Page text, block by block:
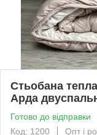
Стьобана
Арда
Готово до відправки
Код: 1200
Опт і